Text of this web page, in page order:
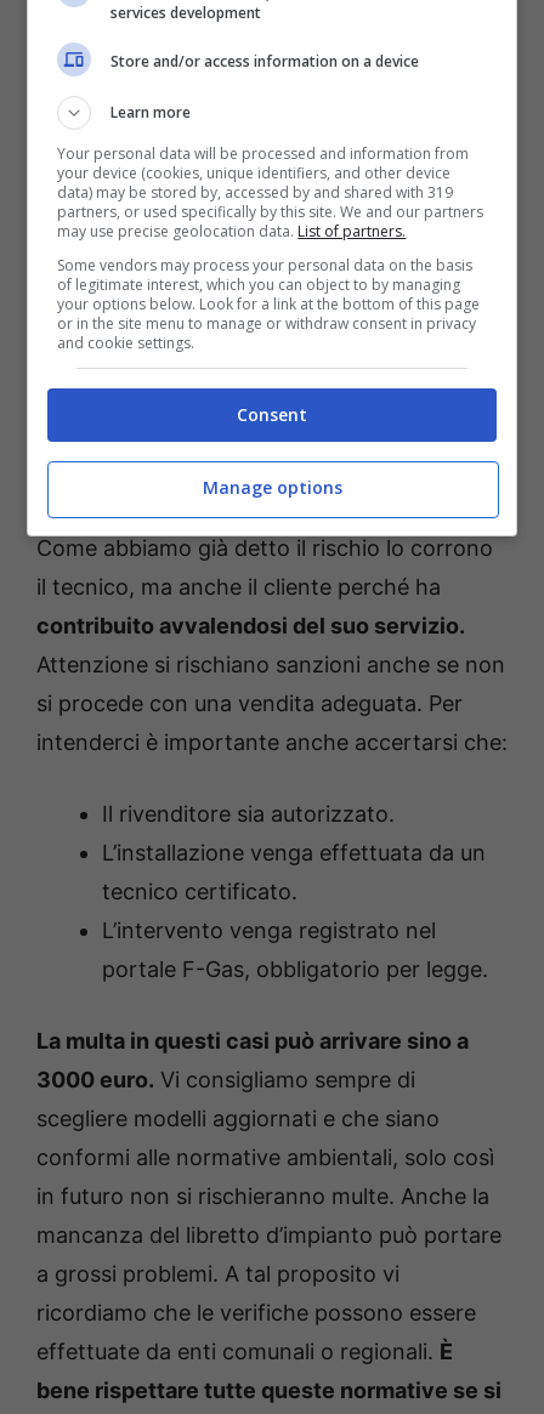
l’installazione venga fatta solo da un esperto,
dunque, tecnici certificati. Questi devono
Chi non rispetta quanto detto potrebbe
essere sanzionato. Il motivo è legato sia alla
sicurezza degli impianti che alla tutela
dell’ambiente, per chi non lo sapesse alcuni
gas utilizzati nei condizionatori possono
incidere al riscaldamento globale. Tornando
alle sanzioni più gravi c’è da dire che se si
procede facendo montare il condizionatore
da una persona non abilitata si rischiauna
multa che va da 7000 a 10000 euro.
Come abbiamo già detto il rischio lo corrono
il tecnico, ma anche il cliente perché ha
contribuito avvalendosi del suo servizio.
Attenzione si rischiano sanzioni anche se non
si procede con una vendita adeguata. Per
intenderci è importante anche accertarsi che:
Il rivenditore sia autorizzato.
L’installazione venga effettuata da un
tecnico certificato.
L’intervento venga registrato nel
portale F-Gas, obbligatorio per legge.
La multa in questi casi può arrivare sino a
3000 euro. Vi consigliamo sempre di
scegliere modelli aggiornati e che siano
conformi alle normative ambientali, solo così
in futuro non si rischieranno multe. Anche la
mancanza del libretto d’impianto può portare
a grossi problemi. A tal proposito vi
ricordiamo che le verifiche possono essere
effettuate da enti comunali o regionali. È
bene rispettare tutte queste normative se si
services development
Store and/or access information on a device
Learn more
Your personal data will be processed and information from
your device (cookies, unique identifiers, and other device
data) may be stored by, accessed by and shared with 319
partners, or used specifically by this site. We and our partners
may use precise geolocation data. List of partners.
Some vendors may process your personal data on the basis
of legitimate interest, which you can object to by managing
your options below. Look for a link at the bottom of this page
or in the site menu to manage or withdraw consent in privacy
and cookie settings.
Consent
Manage options